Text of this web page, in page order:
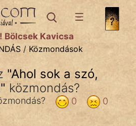
témák:
Bölcsek Kavicsa
/ Közmondások
"Ahol sok a szó,
" közmondás?
0
0